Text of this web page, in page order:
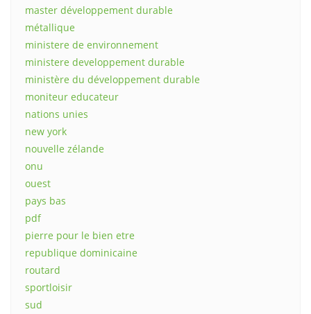
master développement durable
métallique
ministere de environnement
ministere developpement durable
ministère du développement durable
moniteur educateur
nations unies
new york
nouvelle zélande
onu
ouest
pays bas
pdf
pierre pour le bien etre
republique dominicaine
routard
sportloisir
sud